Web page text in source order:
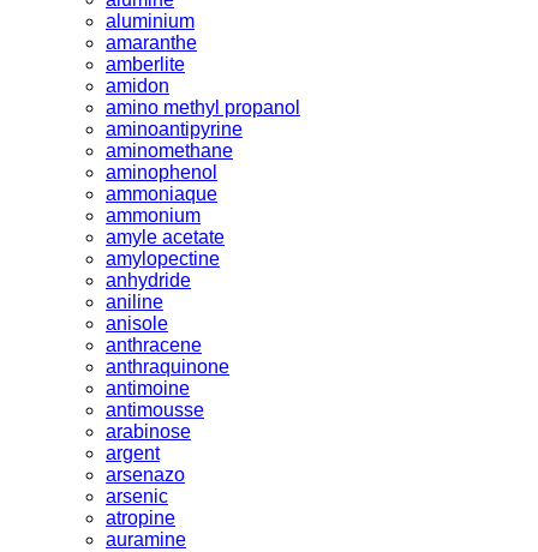
aluminium
amaranthe
amberlite
amidon
amino methyl propanol
aminoantipyrine
aminomethane
aminophenol
ammoniaque
ammonium
amyle acetate
amylopectine
anhydride
aniline
anisole
anthracene
anthraquinone
antimoine
antimousse
arabinose
argent
arsenazo
arsenic
atropine
auramine